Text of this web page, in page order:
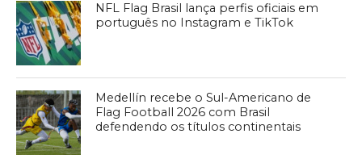
NFL Flag Brasil lança perfis oficiais em
português no Instagram e TikTok
Medellín recebe o Sul-Americano de
Flag Football 2026 com Brasil
defendendo os títulos continentais